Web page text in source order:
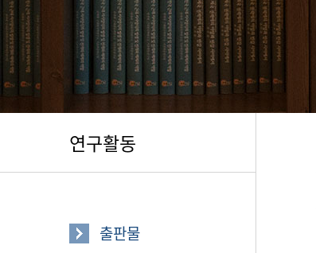
연구활동
출판물